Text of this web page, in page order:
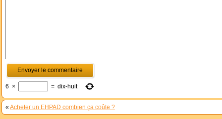
6 × = dix-huit
« Acheter un EHPAD combien ça coûte ?